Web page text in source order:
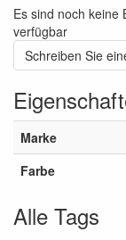
Es sind noch keine
verfügbar
Schreiben Sie
Marke
Farbe
Alle Tags